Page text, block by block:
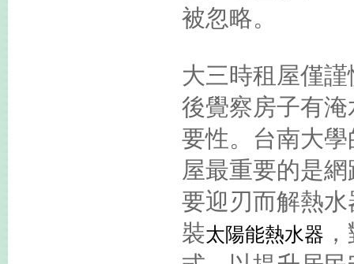
被忽略。
大三時租屋僅
後覺察房子有
要性。台南大
屋最重要的是
要迎刃而解熱
裝太陽能熱水器